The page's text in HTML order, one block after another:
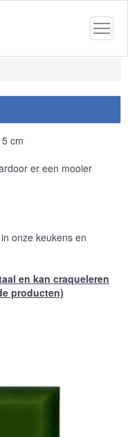
cm
er een mooier
onze keukens en
en kan craqueleren
producten)